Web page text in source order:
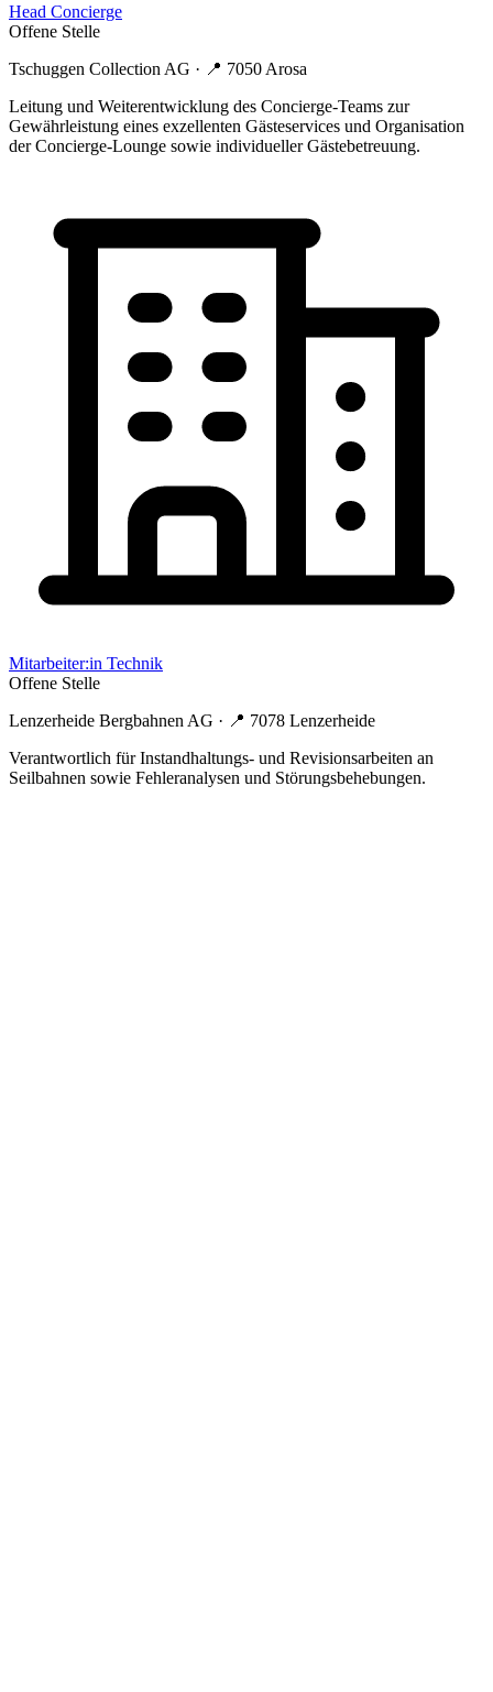
Head Concierge
Offene Stelle
Tschuggen Collection AG · 📍 7050 Arosa
Leitung und Weiterentwicklung des Concierge-Teams zur
Gewährleistung eines exzellenten Gästeservices und Organisation
der Concierge-Lounge sowie individueller Gästebetreuung.
Mitarbeiter:in Technik
Offene Stelle
Lenzerheide Bergbahnen AG · 📍 7078 Lenzerheide
Verantwortlich für Instandhaltungs- und Revisionsarbeiten an
Seilbahnen sowie Fehleranalysen und Störungsbehebungen.